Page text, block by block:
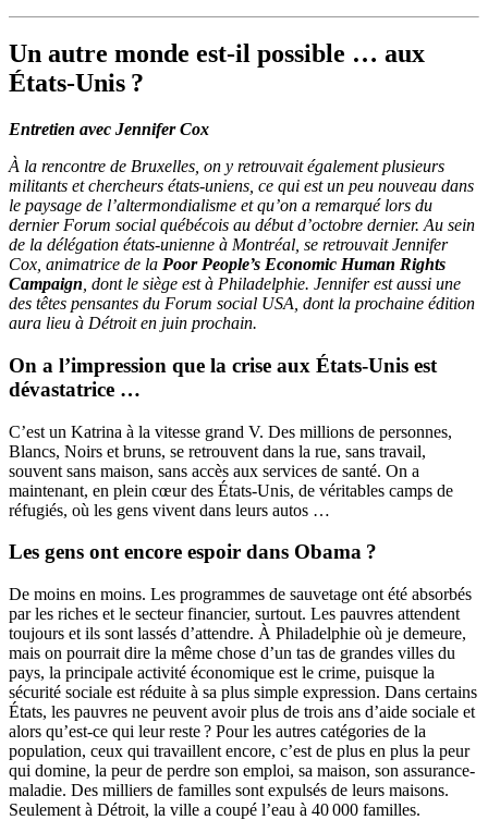
Un autre monde est-il possible … aux
États-Unis ?
Entretien avec Jennifer Cox
À la rencontre de Bruxelles, on y retrouvait également plusieurs
militants et chercheurs états-uniens, ce qui est un peu nouveau dans
le paysage de l’altermondialisme et qu’on a remarqué lors du
dernier Forum social québécois au début d’octobre dernier. Au sein
de la délégation états-unienne à Montréal, se retrouvait Jennifer
Cox, animatrice de la Poor People’s Economic Human Rights
Campaign , dont le siège est à Philadelphie. Jennifer est aussi une
des têtes pensantes du Forum social USA, dont la prochaine édition
aura lieu à Détroit en juin prochain.
On a l’impression que la crise aux États-Unis est
dévastatrice …
C’est un Katrina à la vitesse grand V. Des millions de personnes,
Blancs, Noirs et bruns, se retrouvent dans la rue, sans travail,
souvent sans maison, sans accès aux services de santé. On a
maintenant, en plein cœur des États-Unis, de véritables camps de
réfugiés, où les gens vivent dans leurs autos …
Les gens ont encore espoir dans Obama ?
De moins en moins. Les programmes de sauvetage ont été absorbés
par les riches et le secteur financier, surtout. Les pauvres attendent
toujours et ils sont lassés d’attendre. À Philadelphie où je demeure,
mais on pourrait dire la même chose d’un tas de grandes villes du
pays, la principale activité économique est le crime, puisque la
sécurité sociale est réduite à sa plus simple expression. Dans certains
États, les pauvres ne peuvent avoir plus de trois ans d’aide sociale et
alors qu’est-ce qui leur reste ? Pour les autres catégories de la
population, ceux qui travaillent encore, c’est de plus en plus la peur
qui domine, la peur de perdre son emploi, sa maison, son assurance-
maladie. Des milliers de familles sont expulsés de leurs maisons.
Seulement à Détroit, la ville a coupé l’eau à 40 000 familles.